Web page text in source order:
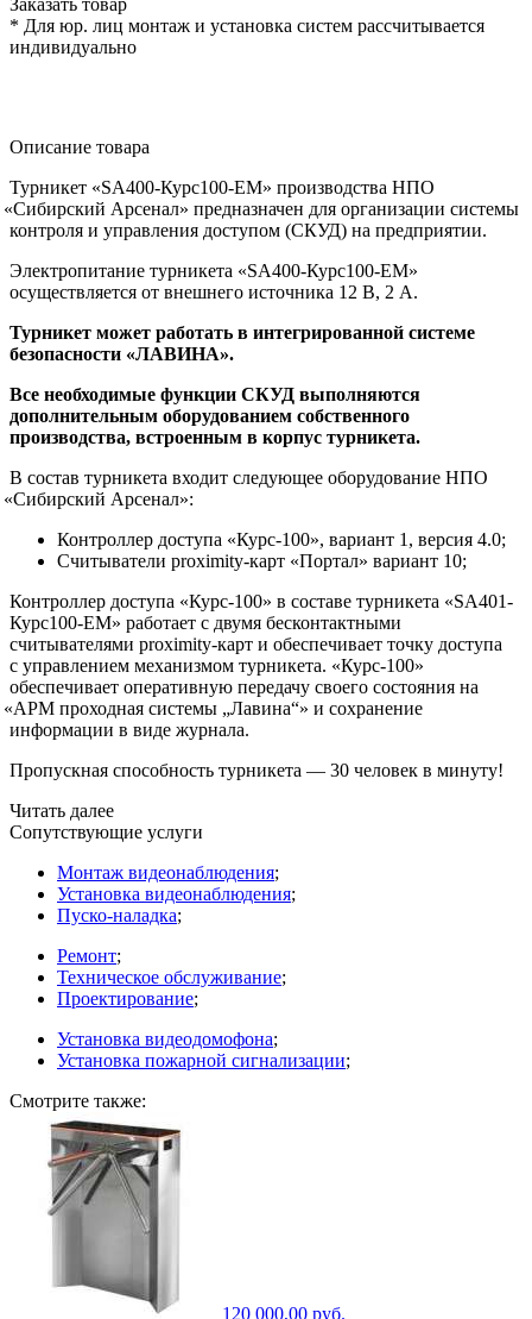
* Для юр. лиц монтаж и установка систем рассчитывается
индивидуально
Описание товара
Турникет «SA400-Курс100-EM» производства НПО
«Сибирский Арсенал» предназначен для организации системы
контроля и управления доступом (СКУД) на предприятии.
Электропитание турникета «SA400-Курс100-EM»
осуществляется от внешнего источника 12 В, 2 А.
Турникет может работать в интегрированной системе
безопасности «ЛАВИНА».
Все необходимые функции СКУД выполняются
дополнительным оборудованием собственного
производства, встроенным в корпус турникета.
В состав турникета входит следующее оборудование НПО
«Сибирский Арсенал»:
Контроллер доступа «Курс-100», вариант 1, версия 4.0;
Считыватели proximity-карт «Портал» вариант 10;
Контроллер доступа «Курс-100» в составе турникета «SA401-
Курс100-ЕМ» работает с двумя бесконтактными
считывателями proximity-карт и обеспечивает точку доступа
с управлением механизмом турникета. «Курс-100»
обеспечивает оперативную передачу своего состояния на
«АРМ проходная системы „Лавина“» и сохранение
информации в виде журнала.
Пропускная способность турникета — 30 человек в минуту!
Читать далее
Сопутствующие услуги
Монтаж видеонаблюдения;
Установка видеонаблюдения;
Пуско-наладка;
Ремонт;
Техническое обслуживание;
Проектирование;
Установка видеодомофона;
Установка пожарной сигнализации;
Смотрите также:
120 000,00 руб.